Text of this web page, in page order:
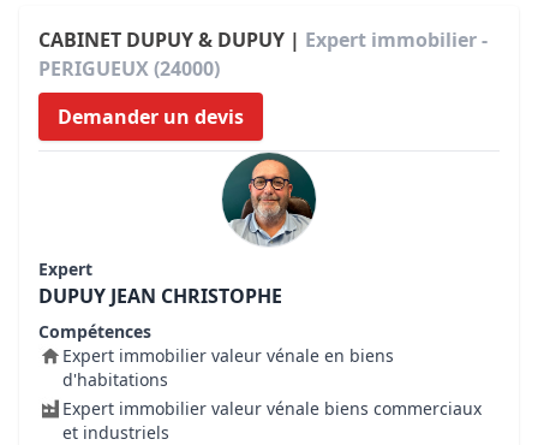
CABINET DUPUY & DUPUY | Expert immobilier -
PERIGUEUX (24000)
Demander un devis
Expert
DUPUY JEAN CHRISTOPHE
Compétences
Expert immobilier valeur vénale en biens
d'habitations
Expert immobilier valeur vénale biens commerciaux
et industriels